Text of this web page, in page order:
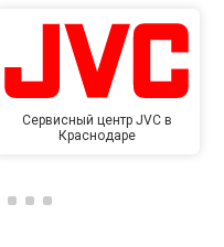
Сервисный центр JVC в
Краснодаре